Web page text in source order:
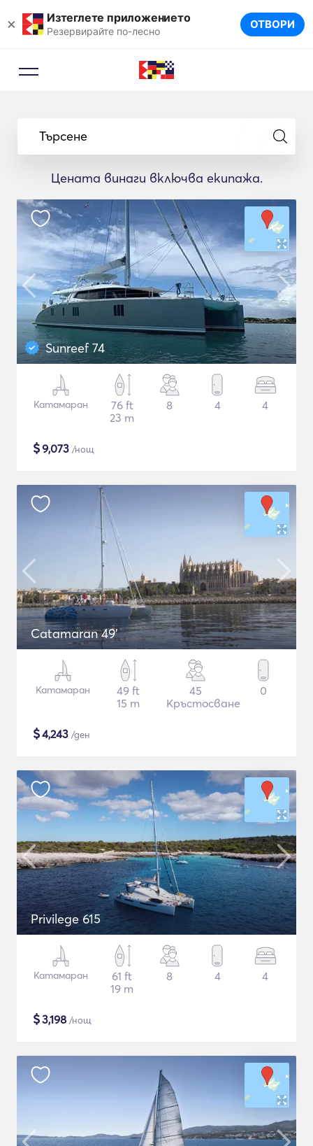
× Изтеглете приложението
Резервирайте по-лесно ОТВОРИ
Търсене
Цената винаги включва екипажа.
Sunreef 74
Катамаран
76 ft
23 m
8 4 4
$9,073 /нощ
Catamaran 49'
Катамаран
49 ft
15 m
45
Кръстосване
0
$4,243 /ден
Privilege 615
Катамаран
61 ft
19 m
8 4 4
$3,198 /нощ